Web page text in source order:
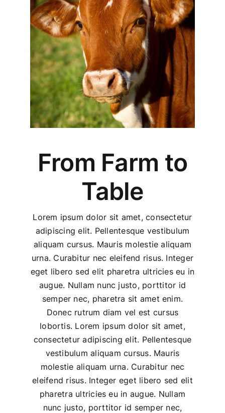
From Farm to
Table
Lorem ipsum dolor sit amet, consectetur
adipiscing elit. Pellentesque vestibulum
aliquam cursus. Mauris molestie aliquam
urna. Curabitur nec eleifend risus. Integer
eget libero sed elit pharetra ultricies eu in
augue. Nullam nunc justo, porttitor id
semper nec, pharetra sit amet enim.
Donec rutrum diam vel est cursus
lobortis. Lorem ipsum dolor sit amet,
consectetur adipiscing elit. Pellentesque
vestibulum aliquam cursus. Mauris
molestie aliquam urna. Curabitur nec
eleifend risus. Integer eget libero sed elit
pharetra ultricies eu in augue. Nullam
nunc justo, porttitor id semper nec,